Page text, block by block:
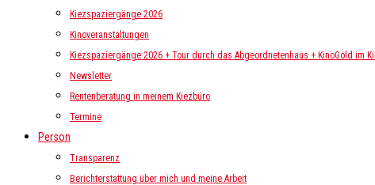
Kiezspaziergänge 2026
Kinoveranstaltungen
Kiezspaziergänge 2026 + Tour durch das Abgeordnetenhaus + KinoGold im
Newsletter
Rentenberatung in meinem Kiezbüro
Termine
Person
Transparenz
Berichterstattung über mich und meine Arbeit